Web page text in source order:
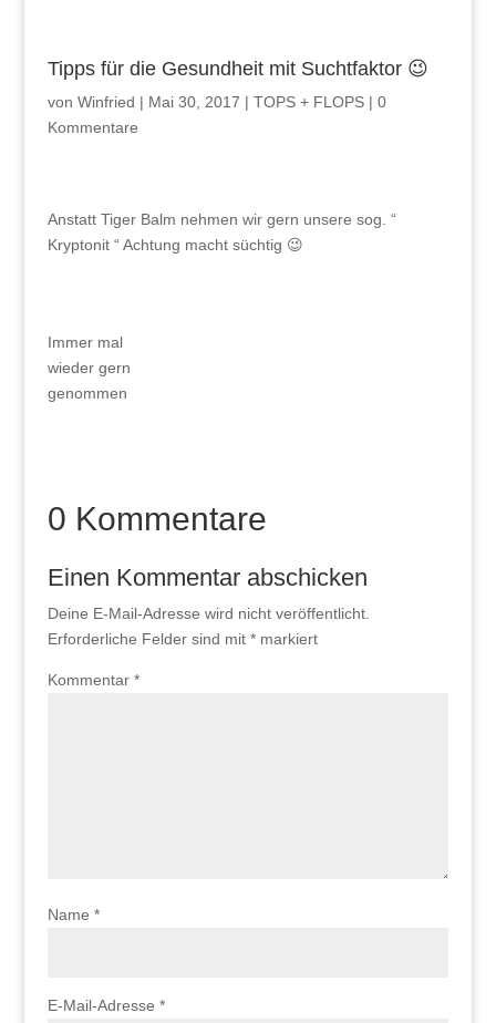
Tipps für die Gesundheit mit Suchtfaktor 😉
von Winfried | Mai 30, 2017 | TOPS + FLOPS| 0
Kommentare
Anstatt Tiger Balm nehmen wir gern unsere sog. “
Kryptonit “ Achtung macht süchtig 😉
Immer mal
wieder gern
genommen
0 Kommentare
Einen Kommentar abschicken
Deine E-Mail-Adresse wird nicht veröffentlicht.
Erforderliche Felder sind mit *markiert
Kommentar *
Name *
E-Mail-Adresse *